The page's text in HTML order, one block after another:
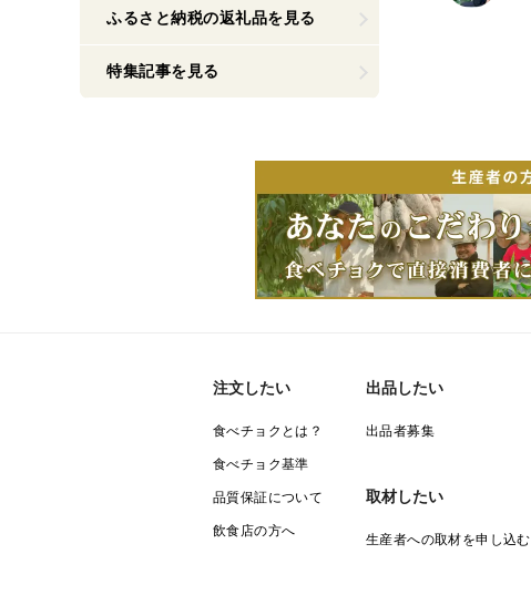
ふるさと納税の返礼品を見る
特集記事を見る
注文したい
食べチョクとは？
食べチョク基準
品質保証について
飲食店の方へ
出品したい
出品者募集
取材したい
生産者への取材を申し込む